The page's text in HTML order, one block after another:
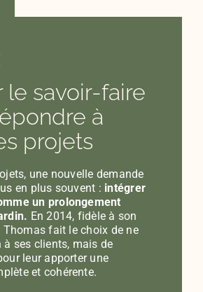
le savoir-faire
à
projets
une nouvelle demande
en plus souvent : intégrer
un prolongement
En 2014, fidèle à son
Thomas fait le choix de ne
à ses clients, mais de
leur apporter une
et cohérente.